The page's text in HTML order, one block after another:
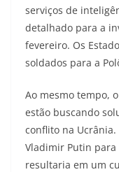
serviços de
detalhado para a
fevereiro. Os
soldados para a
Ao mesmo tempo,
estão buscando
conflito na
Vladimir Putin
resultaria em um